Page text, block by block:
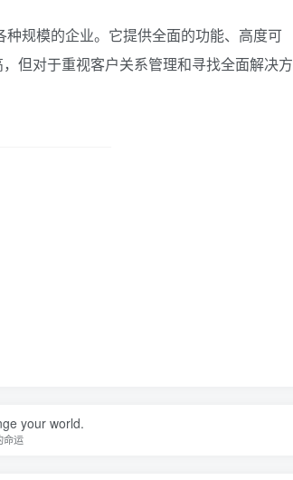
规模的企业。它提供全面的功能、高度可
但对于重视客户关系管理和寻找全面解决方
your world.
命运